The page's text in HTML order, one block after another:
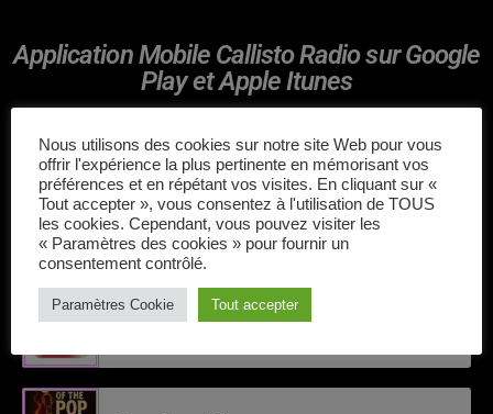
CATÉGORIES
Callisto concerts
DJ
Dream Trance
Electronic music
Events
Featured
Application Mobile Callisto Radio sur Google
Play et Apple Itunes
ÉPISODES DE PODCAST
Matt Craig
Nous utilisons des cookies sur notre site Web pour vous
offrir l'expérience la plus pertinente en mémorisant vos
préférences et en répétant vos visites. En cliquant sur «
Tout accepter », vous consentez à l'utilisation de TOUS
les cookies. Cependant, vous pouvez visiter les
« Paramètres des cookies » pour fournir un
consentement contrôlé.
Paramètres Cookie Tout accepter